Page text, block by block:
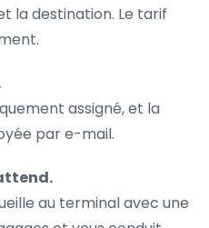
la destination. Le tarif
assigné, et la
par e-mail.
au terminal avec une